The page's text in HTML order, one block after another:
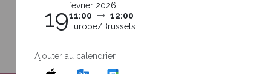
19février 2026
11:00
12:00
Europe/Brussels
Ajouter au calendrier :